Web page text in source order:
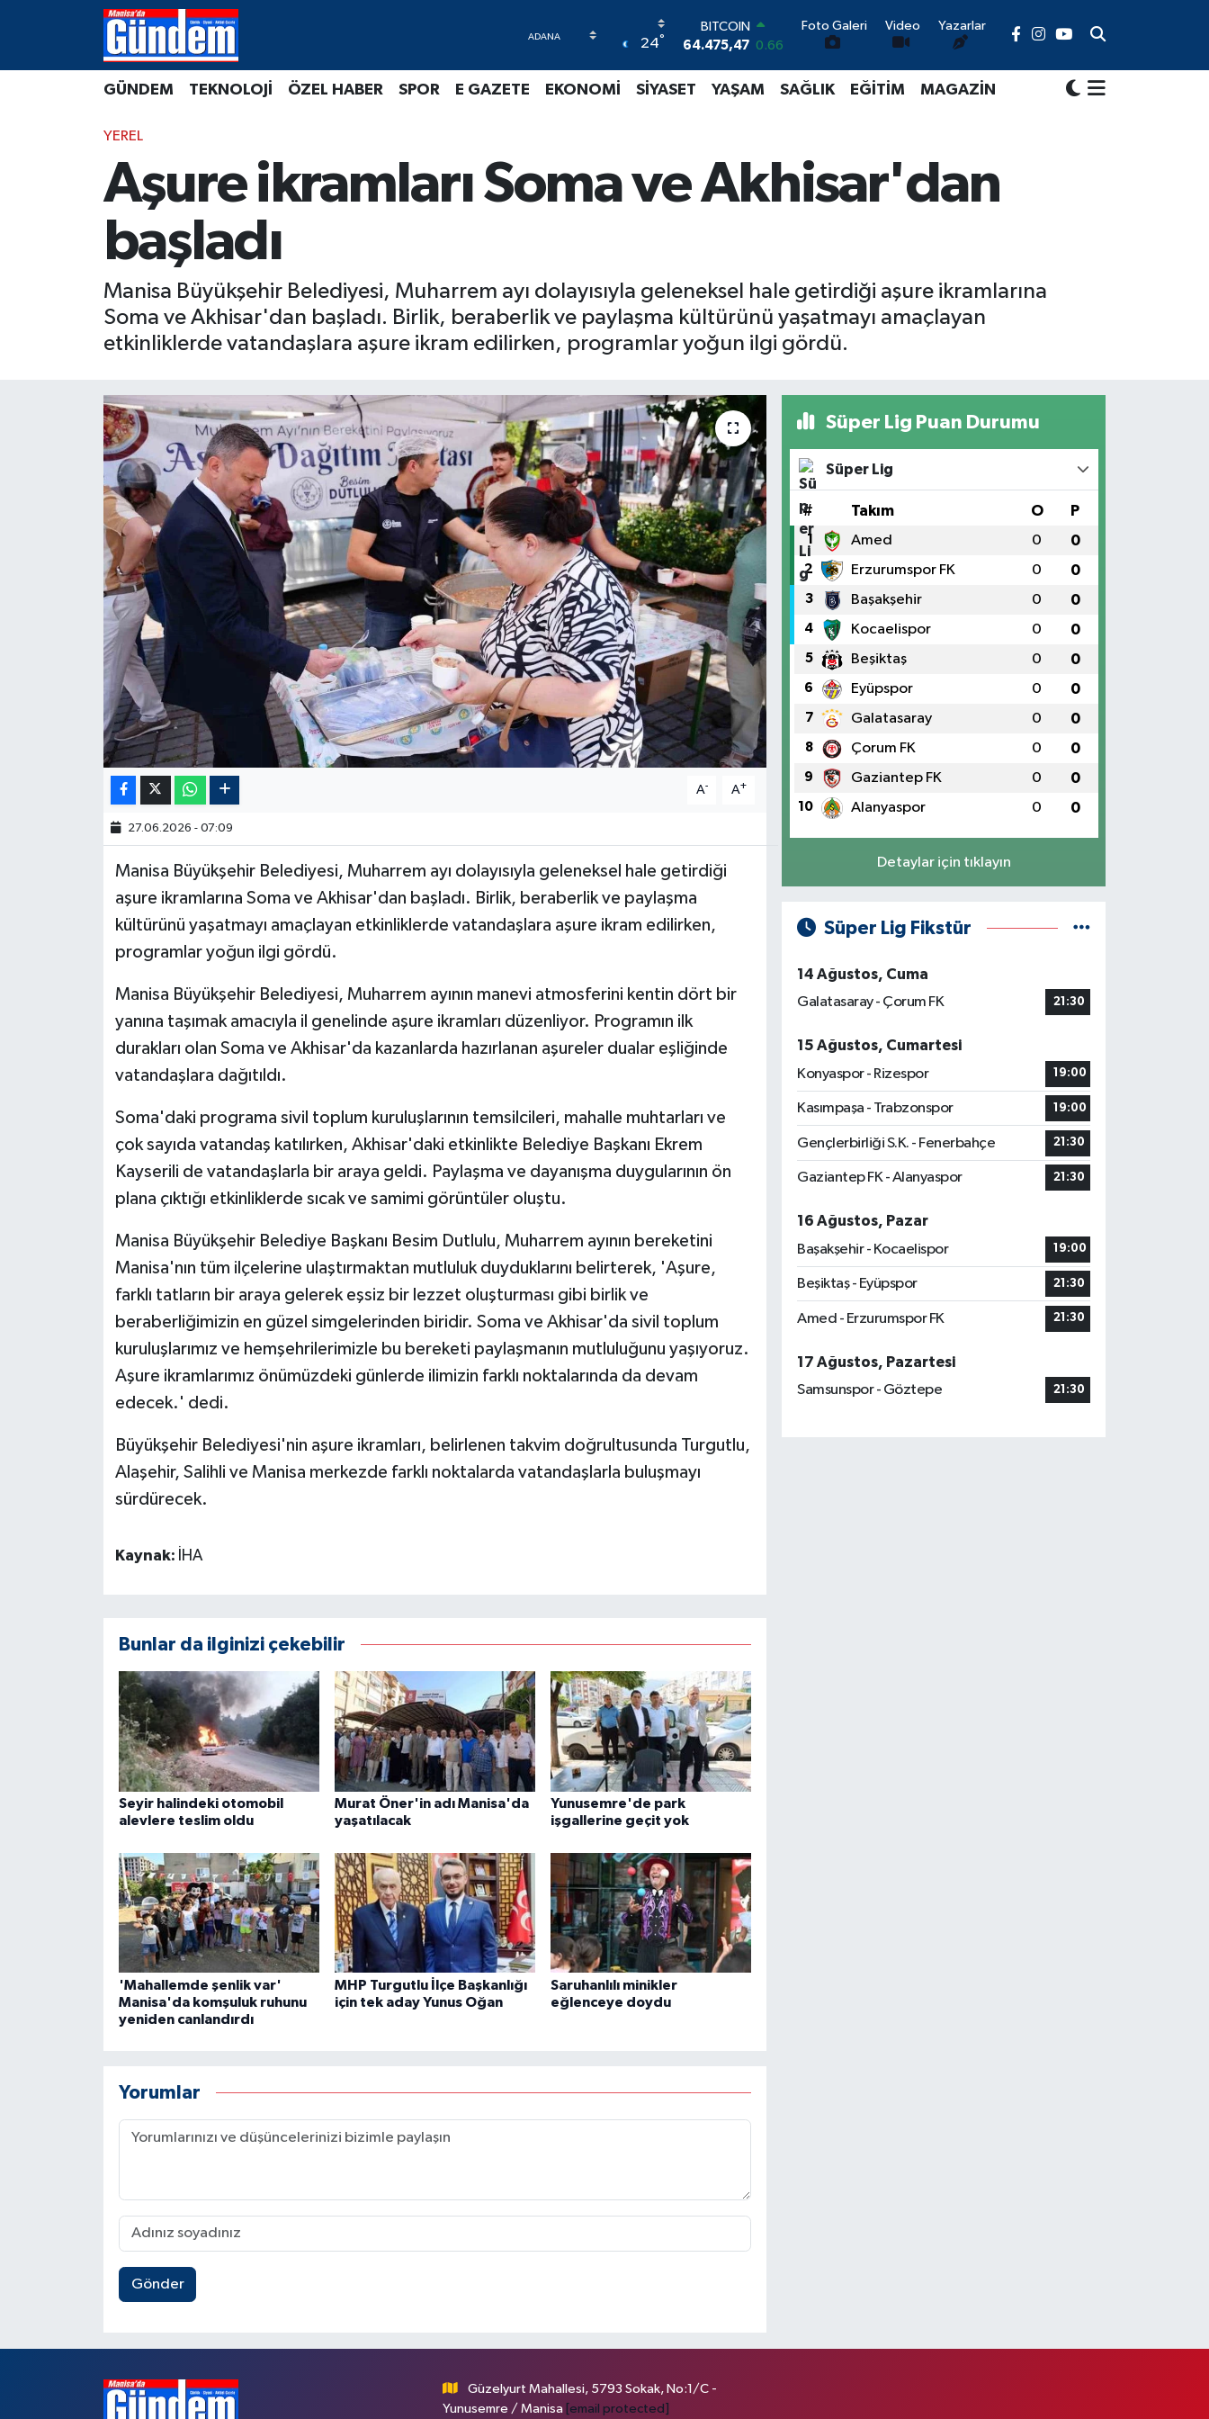
24°
BITCOIN
64.475,47 0.66
EURO
GRAM ALTIN
6527.85
0.54
Foto Galeri Video Yazarlar
GÜNDEM TEKNOLOJİ ÖZEL HABER SPOR E GAZETE EKONOMİ SİYASET YAŞAM SAĞLIK EĞİTİM MAGAZİN
YEREL
Aşure ikramları Soma ve Akhisar'dan
başladı
Manisa Büyükşehir Belediyesi, Muharrem ayı dolayısıyla geleneksel hale getirdiği aşure ikramlarına
Soma ve Akhisar'dan başladı. Birlik, beraberlik ve paylaşma kültürünü yaşatmayı amaçlayan
etkinliklerde vatandaşlara aşure ikram edilirken, programlar yoğun ilgi gördü.
A- A+
27.06.2026 - 07:09
Manisa Büyükşehir Belediyesi, Muharrem ayı dolayısıyla geleneksel hale getirdiği
aşure ikramlarına Soma ve Akhisar'dan başladı. Birlik, beraberlik ve paylaşma
kültürünü yaşatmayı amaçlayan etkinliklerde vatandaşlara aşure ikram edilirken,
programlar yoğun ilgi gördü.
Manisa Büyükşehir Belediyesi, Muharrem ayının manevi atmosferini kentin dört bir
yanına taşımak amacıyla il genelinde aşure ikramları düzenliyor. Programın ilk
durakları olan Soma ve Akhisar'da kazanlarda hazırlanan aşureler dualar eşliğinde
vatandaşlara dağıtıldı.
Soma'daki programa sivil toplum kuruluşlarının temsilcileri, mahalle muhtarları ve
çok sayıda vatandaş katılırken, Akhisar'daki etkinlikte Belediye Başkanı Ekrem
Kayserili de vatandaşlarla bir araya geldi. Paylaşma ve dayanışma duygularının ön
plana çıktığı etkinliklerde sıcak ve samimi görüntüler oluştu.
Manisa Büyükşehir Belediye Başkanı Besim Dutlulu, Muharrem ayının bereketini
Manisa'nın tüm ilçelerine ulaştırmaktan mutluluk duyduklarını belirterek, 'Aşure,
farklı tatların bir araya gelerek eşsiz bir lezzet oluşturması gibi birlik ve
beraberliğimizin en güzel simgelerinden biridir. Soma ve Akhisar'da sivil toplum
kuruluşlarımız ve hemşehrilerimizle bu bereketi paylaşmanın mutluluğunu yaşıyoruz.
Aşure ikramlarımız önümüzdeki günlerde ilimizin farklı noktalarında da devam
edecek.' dedi.
Büyükşehir Belediyesi'nin aşure ikramları, belirlenen takvim doğrultusunda Turgutlu,
Alaşehir, Salihli ve Manisa merkezde farklı noktalarda vatandaşlarla buluşmayı
sürdürecek.
Kaynak: İHA
Bunlar da ilginizi çekebilir
Seyir halindeki otomobil
alevlere teslim oldu
Murat Öner'in adı Manisa'da
yaşatılacak
Yunusemre'de park
işgallerine geçit yok
'Mahallemde şenlik var'
Manisa'da komşuluk ruhunu
yeniden canlandırdı
MHP Turgutlu İlçe Başkanlığı
için tek aday Yunus Oğan
Saruhanlılı minikler
eğlenceye doydu
Yorumlar
Gönder
Süper Lig Puan Durumu
Süper Lig
# Takım O P
1 Amed 0 0
2 Erzurumspor FK 0 0
3 Başakşehir 0 0
4 Kocaelispor 0 0
5 Beşiktaş 0 0
6 Eyüpspor 0 0
7 Galatasaray 0 0
8 Çorum FK 0 0
9 Gaziantep FK 0 0
10 Alanyaspor 0 0
Detaylar için tıklayın
Süper Lig Fikstür
14 Ağustos, Cuma
Galatasaray - Çorum FK
21:30
15 Ağustos, Cumartesi
Konyaspor - Rizespor
19:00
Kasımpaşa - Trabzonspor 19:00
Gençlerbirliği S.K. - Fenerbahçe 21:30
Gaziantep FK - Alanyaspor 21:30
16 Ağustos, Pazar
Başakşehir - Kocaelispor
19:00
Beşiktaş - Eyüpspor 21:30
Amed - Erzurumspor FK 21:30
17 Ağustos, Pazartesi
Samsunspor - Göztepe
21:30
Güzelyurt Mahallesi, 5793 Sokak, No:1/C -
Yunusemre / Manisa [email protected]
Manisa Hava Durumu
Süper Lig Puan Durumu ve Fikstür
Tüm Manşetler
Son Dakika Haberleri
Haber Arşivi